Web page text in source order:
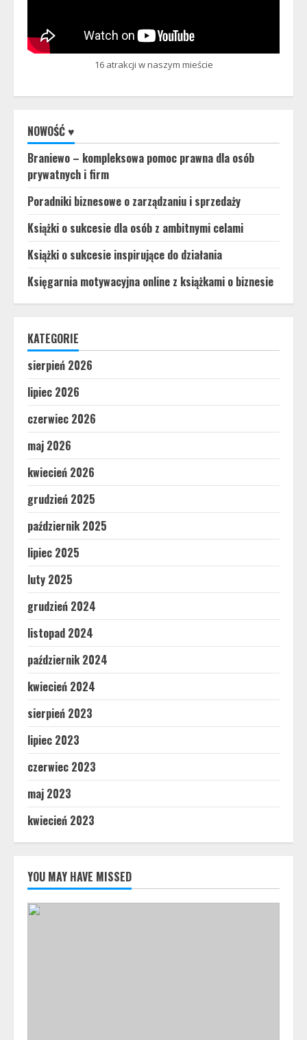
16 atrakcji w naszym mieście
NOWOŚĆ ♥
Braniewo – kompleksowa pomoc prawna dla osób
prywatnych i firm
Poradniki biznesowe o zarządzaniu i sprzedaży
Książki o sukcesie dla osób z ambitnymi celami
Książki o sukcesie inspirujące do działania
Księgarnia motywacyjna online z książkami o biznesie
KATEGORIE
sierpień 2026
lipiec 2026
czerwiec 2026
maj 2026
kwiecień 2026
grudzień 2025
październik 2025
lipiec 2025
luty 2025
grudzień 2024
listopad 2024
październik 2024
kwiecień 2024
sierpień 2023
lipiec 2023
czerwiec 2023
maj 2023
kwiecień 2023
YOU MAY HAVE MISSED